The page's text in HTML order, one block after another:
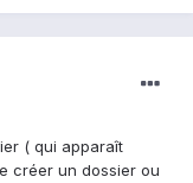
( qui apparaît
créer un dossier ou